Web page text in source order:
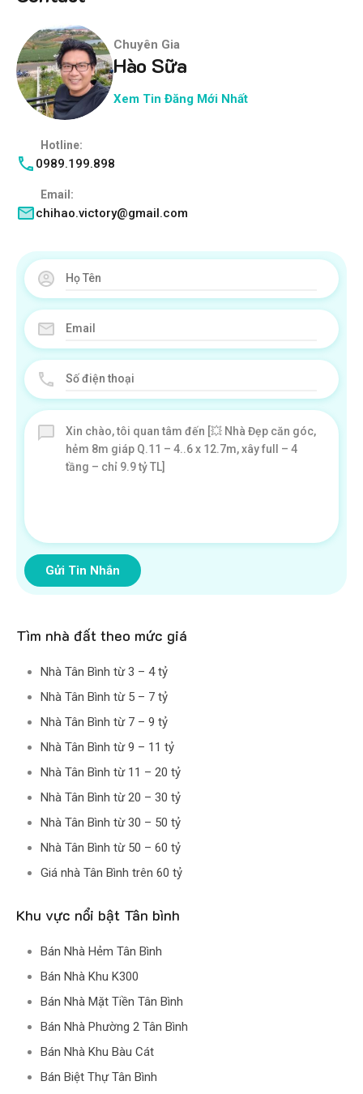
Chuyên Gia
Hào Sữa
Xem Tin Đăng Mới Nhất
Hotline:
0989.199.898
Email:
chihao.victory@gmail.com
Gửi Tin Nhắn
Tìm nhà đất theo mức giá
Nhà Tân Bình từ 3 – 4 tỷ
Nhà Tân Bình từ 5 – 7 tỷ
Nhà Tân Bình từ 7 – 9 tỷ
Nhà Tân Bình từ 9 – 11 tỷ
Nhà Tân Bình từ 11 – 20 tỷ
Nhà Tân Bình từ 20 – 30 tỷ
Nhà Tân Bình từ 30 – 50 tỷ
Nhà Tân Bình từ 50 – 60 tỷ
Giá nhà Tân Bình trên 60 tỷ
Khu vực nổi bật Tân bình
Bán Nhà Hẻm Tân Bình
Bán Nhà Khu K300
Bán Nhà Mặt Tiền Tân Bình
Bán Nhà Phường 2 Tân Bình
Bán Nhà Khu Bàu Cát
Bán Biệt Thự Tân Bình